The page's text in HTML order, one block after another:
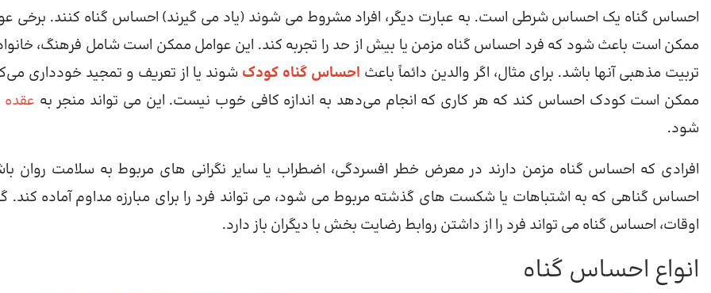
احساس گناه یک احساس شرطی است. به عبارت دیگر، افراد مشروط می شوند (یاد می گیرند) احساس گناه کنند. برخی
ممکن است باعث شود که فرد احساس گناه مزمن یا بیش از حد را تجربه کند. این عوامل ممکن است شامل فرهنگ،
تربیت مذهبی آنها باشد. برای مثال، اگر والدین دائماً باعث احساس گناه کودک شوند یا از تعریف و تمجید خودداری
ممکن است کودک احساس کند که هر کاری که انجام می‌دهد به اندازه کافی خوب نیست. این می تواند منجر به عقده
شود.
افرادی که احساس گناه مزمن دارند در معرض خطر افسردگی، اضطراب یا سایر نگرانی های مربوط به سلامت روان
احساس گناهی که به اشتباهات یا شکست های گذشته مربوط می شود، می تواند فرد را برای مبارزه مداوم آماده کند.
اوقات، احساس گناه می تواند فرد را از داشتن روابط رضایت بخش با دیگران باز دارد.
انواع احساس گناه